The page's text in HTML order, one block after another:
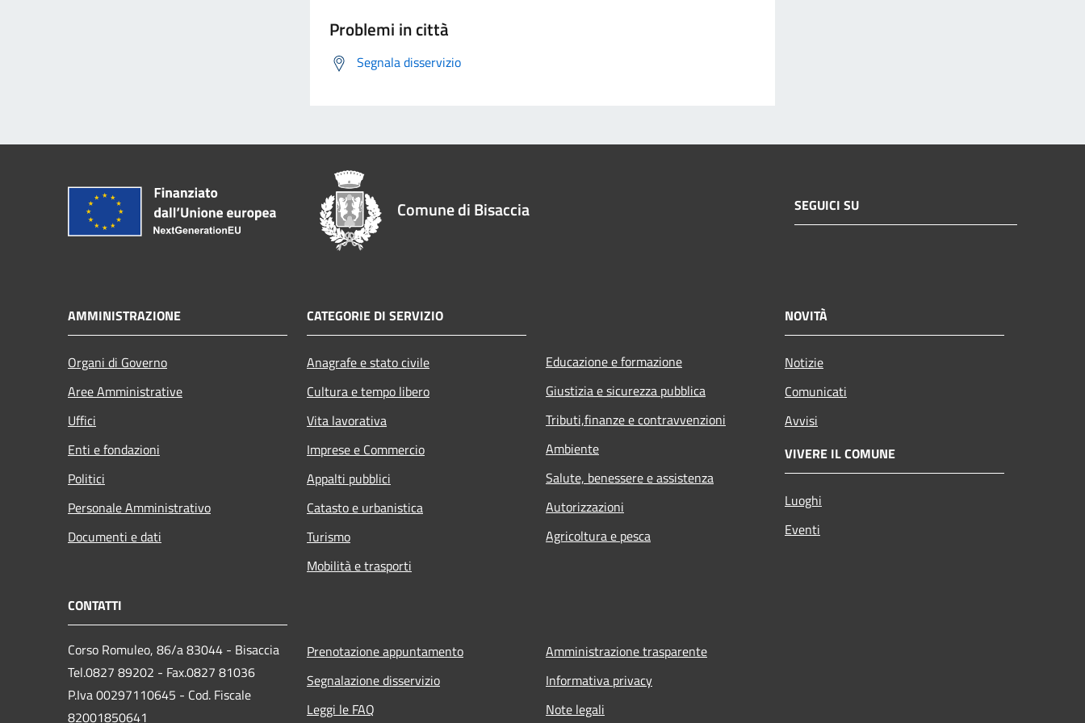
Problemi in città
Segnala disservizio
Comune di Bisaccia SEGUICI SU
AMMINISTRAZIONE
Organi di Governo
Aree Amministrative
Uffici
Enti e fondazioni
Politici
Personale Amministrativo
Documenti e dati
CATEGORIE DI SERVIZIO
Anagrafe e stato civile
Cultura e tempo libero
Vita lavorativa
Imprese e Commercio
Appalti pubblici
Catasto e urbanistica
Turismo
Mobilità e trasporti
Educazione e formazione
Giustizia e sicurezza pubblica
Tributi,finanze e contravvenzioni
Ambiente
Salute, benessere e assistenza
Autorizzazioni
Agricoltura e pesca
NOVITÀ
Notizie
Comunicati
Avvisi
VIVERE IL COMUNE
Luoghi
Eventi
CONTATTI
Corso Romuleo, 86/a 83044 - Bisaccia
Tel.0827 89202 - Fax.0827 81036
P.Iva 00297110645 - Cod. Fiscale
82001850641
Prenotazione appuntamento
Segnalazione disservizio
Leggi le FAQ
Amministrazione trasparente
Informativa privacy
Note legali